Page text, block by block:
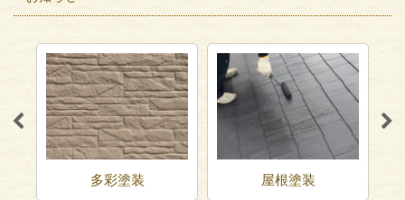
多彩塗装 屋根塗装